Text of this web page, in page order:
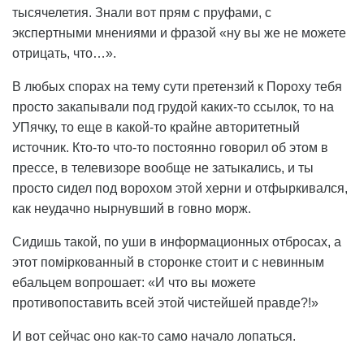
тысячелетия. Знали вот прям с пруфами, с
экспертными мнениями и фразой «ну вы же не можете
отрицать, что…».
В любых спорах на тему сути претензий к Пороху тебя
просто закапывали под грудой каких-то ссылок, то на
УПячку, то еще в какой-то крайне авторитетный
источник. Кто-то что-то постоянно говорил об этом в
прессе, в телевизоре вообще не затыкались, и ты
просто сидел под ворохом этой херни и отфыркивался,
как неудачно нырнувший в говно морж.
Сидишь такой, по уши в информационных отбросах, а
этот поміркованный в сторонке стоит и с невинным
ебальцем вопрошает: «И что вы можете
противопоставить всей этой чистейшей правде?!»
И вот сейчас оно как-то само начало лопаться.